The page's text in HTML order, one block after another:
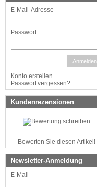
E-Mail-Adresse
Passwort
Anmelden
Konto erstellen
Passwort vergessen?
Kundenrezensionen
Bewerten Sie diesen Artikel!
Newsletter-Anmeldung
E-Mail